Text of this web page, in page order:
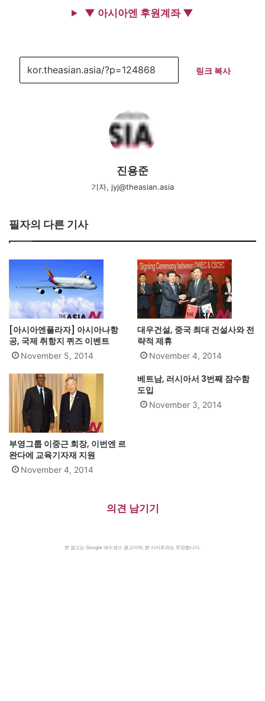
▼ 아시아엔 후원계좌 ▼
링크 복사
진용준
기자, jyj@theasian.asia
필자의 다른 기사
[아시아엔플라자] 아시아나항
공, 국제 취항지 퀴즈 이벤트
November 5, 2014
대우건설, 중국 최대 건설사와 전
략적 제휴
November 4, 2014
부영그룹 이중근 회장, 이번엔 르
완다에 교육기자재 지원
November 4, 2014
베트남, 러시아서 3번째 잠수함
도입
November 3, 2014
의견 남기기
본 광고는 Google 애드센스 광고이며, 본 사이트와는 무관합니다.